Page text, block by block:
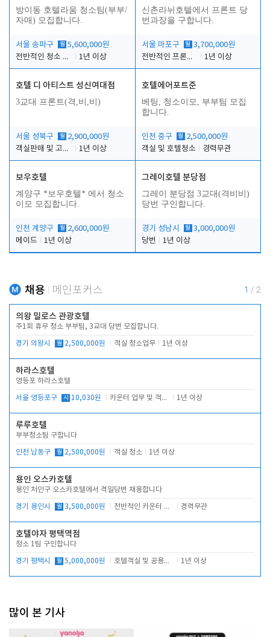
방이동 호텔라움 청소팀(부부/
자매) 모집합니다.
서울 송파구 월 5,600,000원
전반적인 청소 업무(객실청소.객실정리)
1년 이상
신촌라뉘호텔에서 프론트 당
번과장을 구합니다.
서울 마포구 월 3,700,000원
전반적인 프론트 당번업무
1년 이상
호텔 디 아티스트 성신여대점
3교대 프론트(격,비,비)
서울 성북구 월 2,900,000원
객실판매 및 고객응대
1년 이상
호텔에어포트준
베팅, 청소이모, 부부팀 모집
합니다.
인천 중구 월 2,500,000원
객실 및 호텔청소
경력무관
보우호텔
계양구 *보우호텔* 에서 청소
이모 모집합니다.
인천 계양구 월 2,600,000원
메이드
1년 이상
그레이호텔 분당점
그레이 분당점 3교대(격비비)
당번 구인합니다.
경기 성남시 월 3,000,000원
당번
1년 이상
채용 메인포커스 1 / 2
의왕 밀로스 관광호텔
주1회 휴무 청소 부부팀, 3교대 당번 모집합니다.
경기 의왕시 월 2,500,000원 객실 청소업무 1년 이상
하라스호텔
영등포 하라스호텔
서울 영등포구 시 10,030원 카운터 업무 및 객실관리(청소상태 확인, 객실판매) 1년 이상
루루호텔
부부청소팀 구합니다
인천 남동구 월 2,500,000원 객실 청소 1년 이상
용인 오스카호텔
용인 처인구 오스카호텔에서 격일당번 채용합니다
경기 용인시 월 3,500,000원 전반적인 카운터 업무 경력무관
호텔야자 평택역점
청소 1팀 구인합니다
경기 평택시 월 5,000,000원 호텔객실 및 공용시설 청소 관리 1년 이상
많이 본 기사